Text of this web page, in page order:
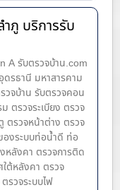
ภู บริการรับ
A รับตรวจบ้าน.com
รธานี มหาสารคาม
วจบ้าน รับตรวจคอน
ตรวจระเบียง ตรวจ
ตรวจหน้าต่าง​ ตรวจ
องระบบท่อน้ำ​ดี ท่อ
หลังคา ตรวจการติด
ใต้หลังคา ตรวจ
รวจระบบไฟ